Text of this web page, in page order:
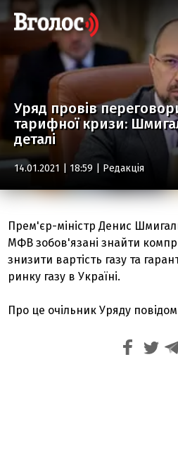
Уряд провів
тарифної кризи:
деталі
14.01.2021 | 18:59 | Редакція
Прем'єр-міністр Денис
МФВ зобов'язані знайти
знизити вартість газу та
ринку газу в Україні.
Про це очільник Уряду